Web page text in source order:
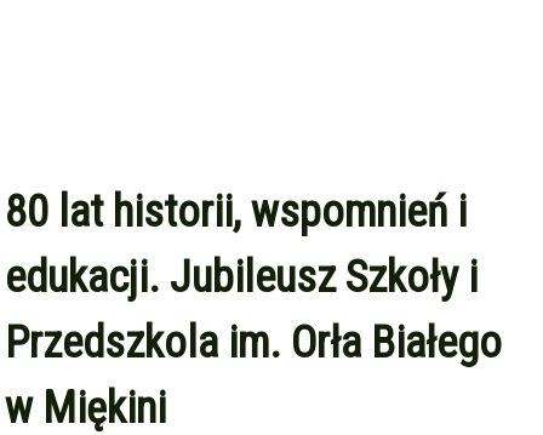
80 lat historii, wspomnień i
edukacji. Jubileusz Szkoły i
Przedszkola im. Orła Białego
w Miękini